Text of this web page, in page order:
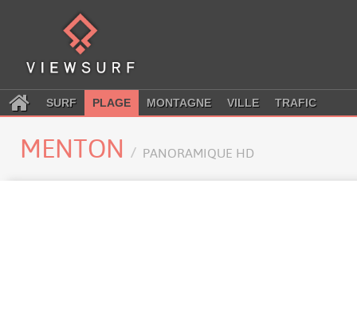
SURF PLAGE MONTAGNE VILLE TRAFIC
MENTON PANORAMIQUE HD